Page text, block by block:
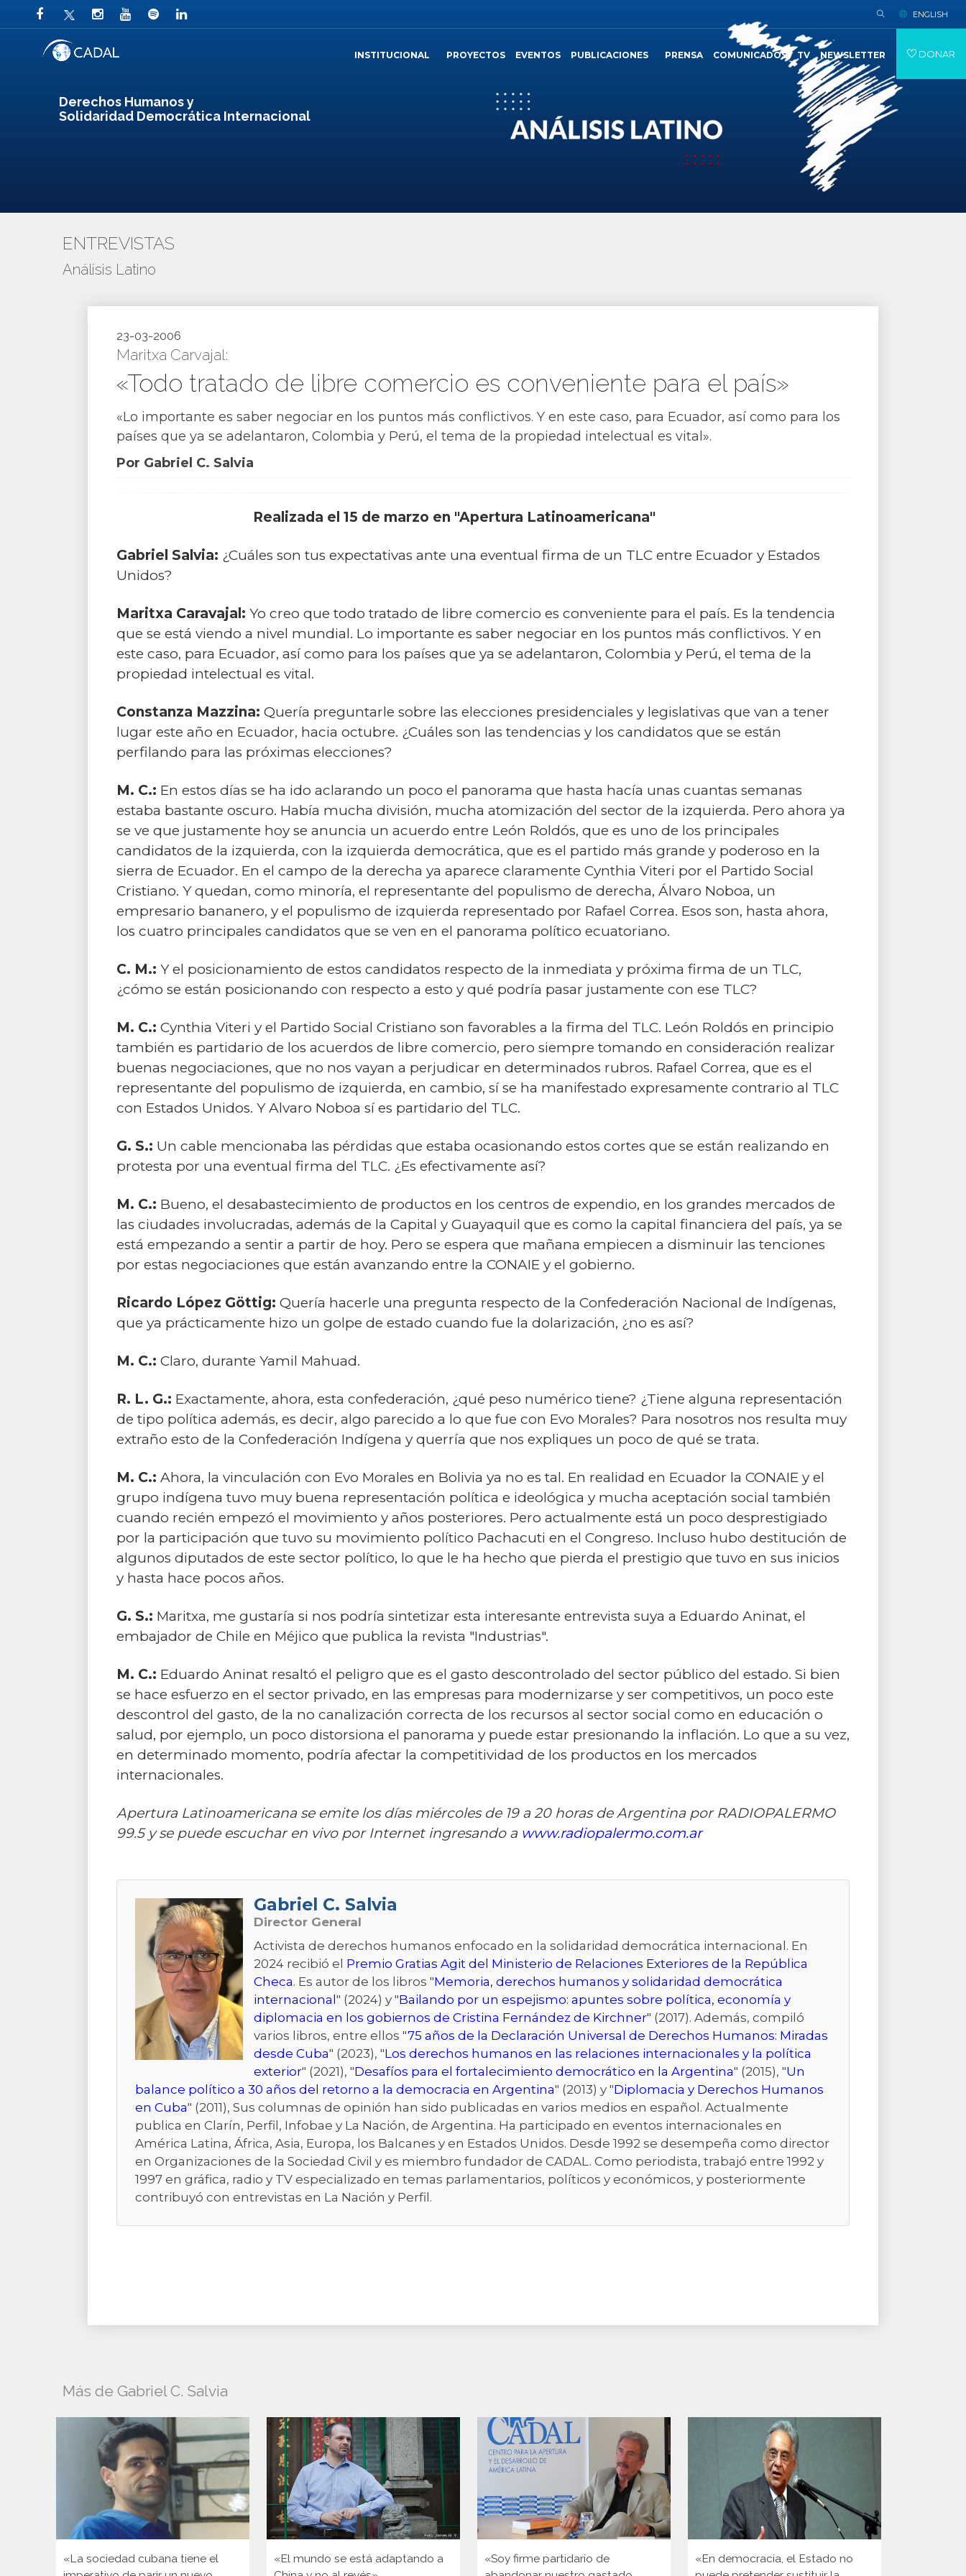
Derechos Humanos y
Solidaridad Democrática Internacional
ENGLISH
INSTITUCIONAL PROYECTOS EVENTOS PUBLICACIONES PRENSA COMUNICADOS TV NEWSLETTER DONAR
ENTREVISTAS
Análisis Latino
23-03-2006
Maritxa Carvajal:
«Todo tratado de libre comercio es conveniente para el país»
«Lo importante es saber negociar en los puntos más conflictivos. Y en este caso, para Ecuador, así como para los
países que ya se adelantaron, Colombia y Perú, el tema de la propiedad intelectual es vital».
Por Gabriel C. Salvia
Realizada el 15 de marzo en "Apertura Latinoamericana"
Gabriel Salvia: ¿Cuáles son tus expectativas ante una eventual firma de un TLC entre Ecuador y Estados
Unidos?
Maritxa Caravajal: Yo creo que todo tratado de libre comercio es conveniente para el país. Es la tendencia
que se está viendo a nivel mundial. Lo importante es saber negociar en los puntos más conflictivos. Y en
este caso, para Ecuador, así como para los países que ya se adelantaron, Colombia y Perú, el tema de la
propiedad intelectual es vital.
Constanza Mazzina: Quería preguntarle sobre las elecciones presidenciales y legislativas que van a tener
lugar este año en Ecuador, hacia octubre. ¿Cuáles son las tendencias y los candidatos que se están
perfilando para las próximas elecciones?
M. C.: En estos días se ha ido aclarando un poco el panorama que hasta hacía unas cuantas semanas
estaba bastante oscuro. Había mucha división, mucha atomización del sector de la izquierda. Pero ahora ya
se ve que justamente hoy se anuncia un acuerdo entre León Roldós, que es uno de los principales
candidatos de la izquierda, con la izquierda democrática, que es el partido más grande y poderoso en la
sierra de Ecuador. En el campo de la derecha ya aparece claramente Cynthia Viteri por el Partido Social
Cristiano. Y quedan, como minoría, el representante del populismo de derecha, Álvaro Noboa, un
empresario bananero, y el populismo de izquierda representado por Rafael Correa. Esos son, hasta ahora,
los cuatro principales candidatos que se ven en el panorama político ecuatoriano.
C. M.: Y el posicionamiento de estos candidatos respecto de la inmediata y próxima firma de un TLC,
¿cómo se están posicionando con respecto a esto y qué podría pasar justamente con ese TLC?
M. C.: Cynthia Viteri y el Partido Social Cristiano son favorables a la firma del TLC. León Roldós en principio
también es partidario de los acuerdos de libre comercio, pero siempre tomando en consideración realizar
buenas negociaciones, que no nos vayan a perjudicar en determinados rubros. Rafael Correa, que es el
representante del populismo de izquierda, en cambio, sí se ha manifestado expresamente contrario al TLC
con Estados Unidos. Y Alvaro Noboa sí es partidario del TLC.
G. S.: Un cable mencionaba las pérdidas que estaba ocasionando estos cortes que se están realizando en
protesta por una eventual firma del TLC. ¿Es efectivamente así?
M. C.: Bueno, el desabastecimiento de productos en los centros de expendio, en los grandes mercados de
las ciudades involucradas, además de la Capital y Guayaquil que es como la capital financiera del país, ya se
está empezando a sentir a partir de hoy. Pero se espera que mañana empiecen a disminuir las tenciones
por estas negociaciones que están avanzando entre la CONAIE y el gobierno.
Ricardo López Göttig: Quería hacerle una pregunta respecto de la Confederación Nacional de Indígenas,
que ya prácticamente hizo un golpe de estado cuando fue la dolarización, ¿no es así?
M. C.: Claro, durante Yamil Mahuad.
R. L. G.: Exactamente, ahora, esta confederación, ¿qué peso numérico tiene? ¿Tiene alguna representación
de tipo política además, es decir, algo parecido a lo que fue con Evo Morales? Para nosotros nos resulta muy
extraño esto de la Confederación Indígena y querría que nos expliques un poco de qué se trata.
M. C.: Ahora, la vinculación con Evo Morales en Bolivia ya no es tal. En realidad en Ecuador la CONAIE y el
grupo indígena tuvo muy buena representación política e ideológica y mucha aceptación social también
cuando recién empezó el movimiento y años posteriores. Pero actualmente está un poco desprestigiado
por la participación que tuvo su movimiento político Pachacuti en el Congreso. Incluso hubo destitución de
algunos diputados de este sector político, lo que le ha hecho que pierda el prestigio que tuvo en sus inicios
y hasta hace pocos años.
G. S.: Maritxa, me gustaría si nos podría sintetizar esta interesante entrevista suya a Eduardo Aninat, el
embajador de Chile en Méjico que publica la revista "Industrias".
M. C.: Eduardo Aninat resaltó el peligro que es el gasto descontrolado del sector público del estado. Si bien
se hace esfuerzo en el sector privado, en las empresas para modernizarse y ser competitivos, un poco este
descontrol del gasto, de la no canalización correcta de los recursos al sector social como en educación o
salud, por ejemplo, un poco distorsiona el panorama y puede estar presionando la inflación. Lo que a su vez,
en determinado momento, podría afectar la competitividad de los productos en los mercados
internacionales.
Apertura Latinoamericana se emite los días miércoles de 19 a 20 horas de Argentina por RADIOPALERMO
99.5 y se puede escuchar en vivo por Internet ingresando a www.radiopalermo.com.ar
Gabriel C. Salvia
Director General
Activista de derechos humanos enfocado en la solidaridad democrática internacional. En
2024 recibió el Premio Gratias Agit del Ministerio de Relaciones Exteriores de la República
Checa. Es autor de los libros "Memoria, derechos humanos y solidaridad democrática
internacional " (2024) y "Bailando por un espejismo: apuntes sobre política, economía y
diplomacia en los gobiernos de Cristina Fernández de Kirchner" (2017). Además, compiló
varios libros, entre ellos "75 años de la Declaración Universal de Derechos Humanos: Miradas
desde Cuba" (2023), "Los derechos humanos en las relaciones internacionales y la política
exterior" (2021), "Desafíos para el fortalecimiento democrático en la Argentina" (2015), "Un
balance político a 30 años del retorno a la democracia en Argentina" (2013) y "Diplomacia y Derechos Humanos
en Cuba" (2011), Sus columnas de opinión han sido publicadas en varios medios en español. Actualmente
publica en Clarín, Perfil, Infobae y La Nación, de Argentina. Ha participado en eventos internacionales en
América Latina, África, Asia, Europa, los Balcanes y en Estados Unidos. Desde 1992 se desempeña como director
en Organizaciones de la Sociedad Civil y es miembro fundador de CADAL. Como periodista, trabajó entre 1992 y
1997 en gráfica, radio y TV especializado en temas parlamentarios, políticos y económicos, y posteriormente
contribuyó con entrevistas en La Nación y Perfil.
Más de Gabriel C. Salvia
«La sociedad cubana tiene el
«El mundo se está adaptando a
«Soy firme partidario de
«En democracia, el Estado no